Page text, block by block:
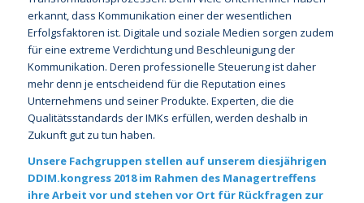
erkannt, dass Kommunikation einer der wesentlichen
Erfolgsfaktoren ist. Digitale und soziale Medien sorgen zudem
für eine extreme Verdichtung und Beschleunigung der
Kommunikation. Deren professionelle Steuerung ist daher
mehr denn je entscheidend für die Reputation eines
Unternehmens und seiner Produkte. Experten, die die
Qualitätsstandards der IMKs erfüllen, werden deshalb in
Zukunft gut zu tun haben.
Unsere Fachgruppen stellen auf unserem diesjährigen
DDIM.kongress 2018im Rahmen des Managertreffens
ihre Arbeit vor und stehen vor Ort für Rückfragen zur